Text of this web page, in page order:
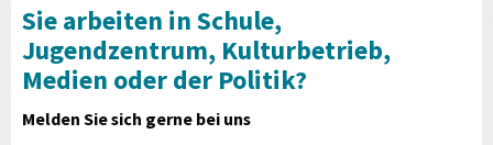
Sie arbeiten in Schule,
Jugendzentrum, Kulturbetrieb,
Medien oder der Politik?
Melden Sie sich gerne bei uns